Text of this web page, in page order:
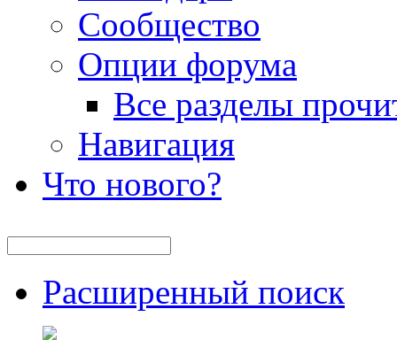
Сообщество
Опции форума
Все разделы
Навигация
Что нового?
Расширенный поиск